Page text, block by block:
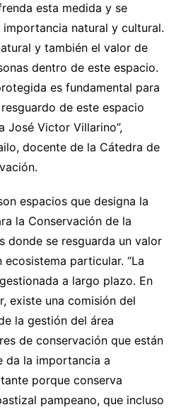
esta medida y se
natural y cultural.
y también el valor de
dentro de este espacio.
es fundamental para
de este espacio
José Victor Villarino”,
docente de la Cátedra de
espacios que designa la
la Conservación de la
donde se resguarda un valor
particular. “La
a largo plazo. En
existe una comisión del
la gestión del área
de conservación que están
da la importancia a
porque conserva
pampeano, que incluso